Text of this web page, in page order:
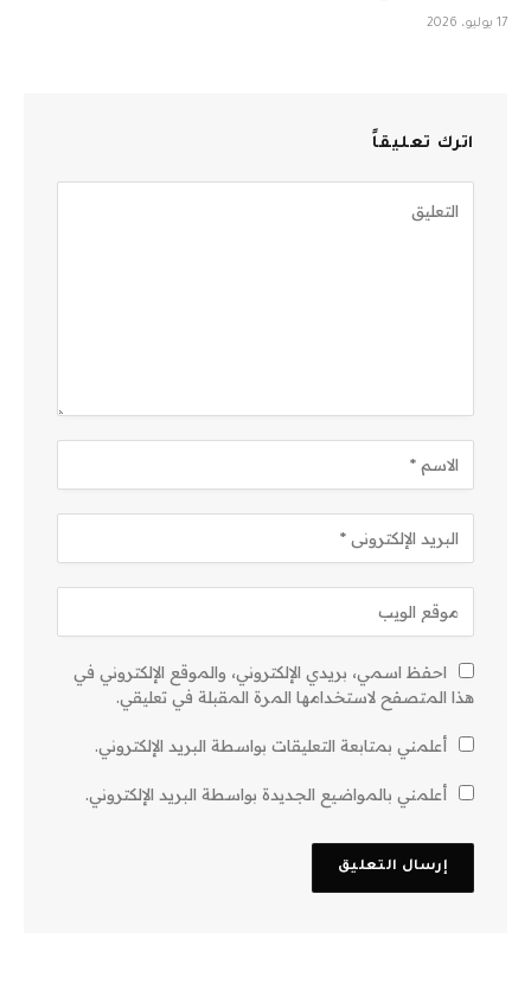
17 يوليو، 2026
اترك تعليقاً
احفظ اسمي، بريدي الإلكتروني، والموقع الإلكتروني في
هذا المتصفح لاستخدامها المرة المقبلة في تعليقي.
أعلمني بمتابعة التعليقات بواسطة البريد الإلكتروني.
أعلمني بالمواضيع الجديدة بواسطة البريد الإلكتروني.